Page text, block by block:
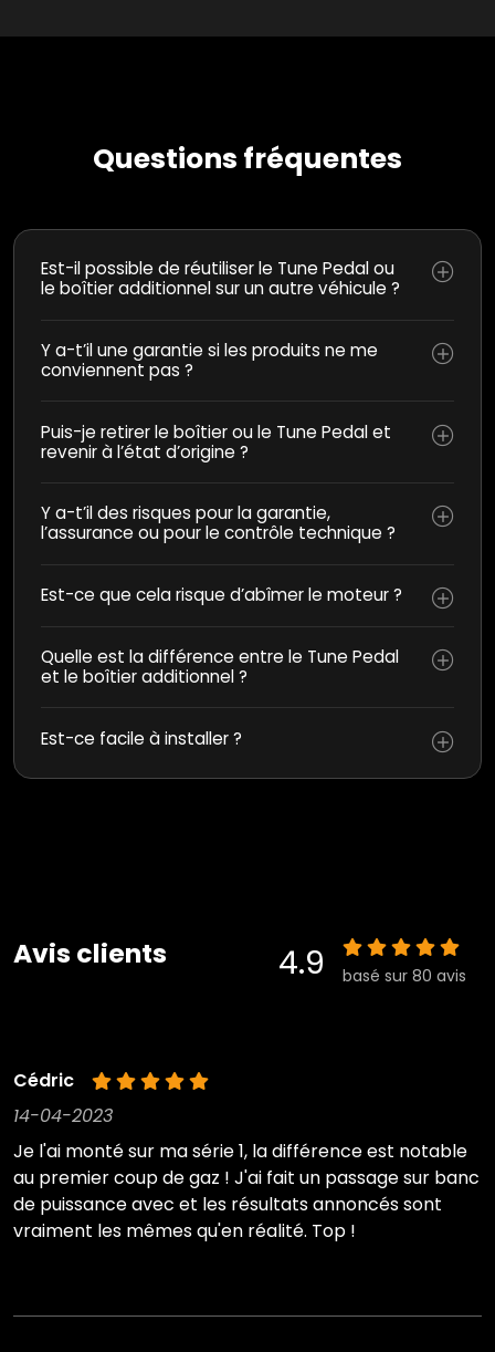
Questions fréquentes
Est-il possible de réutiliser le Tune Pedal ou
le boîtier additionnel sur un autre véhicule ?
Y a-t’il une garantie si les produits ne me
conviennent pas ?
Puis-je retirer le boîtier ou le Tune Pedal et
revenir à l’état d’origine ?
Y a-t’il des risques pour la garantie,
l’assurance ou pour le contrôle technique ?
Est-ce que cela risque d’abîmer le moteur ?
Quelle est la différence entre le Tune Pedal
et le boîtier additionnel ?
Est-ce facile à installer ?
Avis clients 4.9 basé sur 80 avis
Cédric
14-04-2023
Je l'ai monté sur ma série 1, la différence est notable
au premier coup de gaz ! J'ai fait un passage sur banc
de puissance avec et les résultats annoncés sont
vraiment les mêmes qu'en réalité. Top !